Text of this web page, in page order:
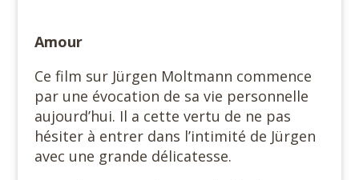
Amour
Ce film sur Jürgen Moltmann commence
par une évocation de sa vie personnelle
aujourd’hui. Il a cette vertu de ne pas
hésiter à entrer dans l’intimité de Jürgen
avec une grande délicatesse.